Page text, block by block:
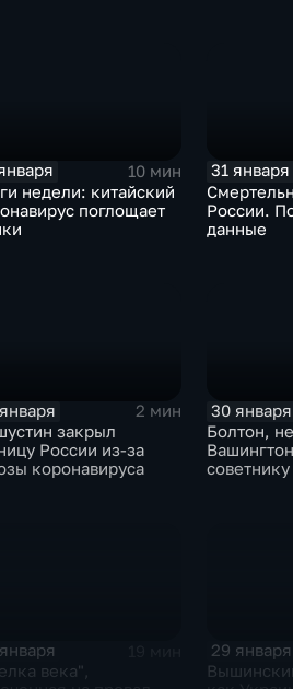
10 мин
недели: китайский
поглощает
31 января
России.
данные
2 мин
закрыл
России из-за
коронавируса
30 января
Болтон,
века",
29 января